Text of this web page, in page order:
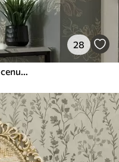
28
Flori de contur pe fundal albastru-cenușiu, model botanic elegant